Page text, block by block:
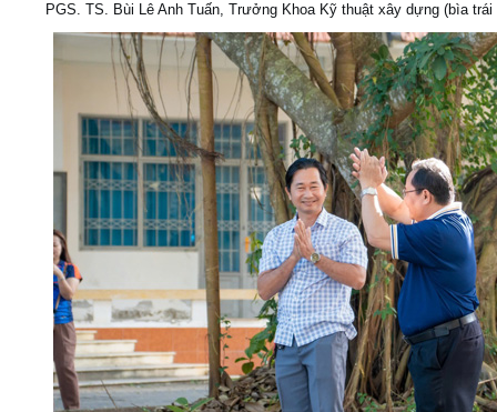
PGS. TS. Bùi Lê Anh Tuấn, Trưởng Khoa Kỹ thuật xây dựng (bìa